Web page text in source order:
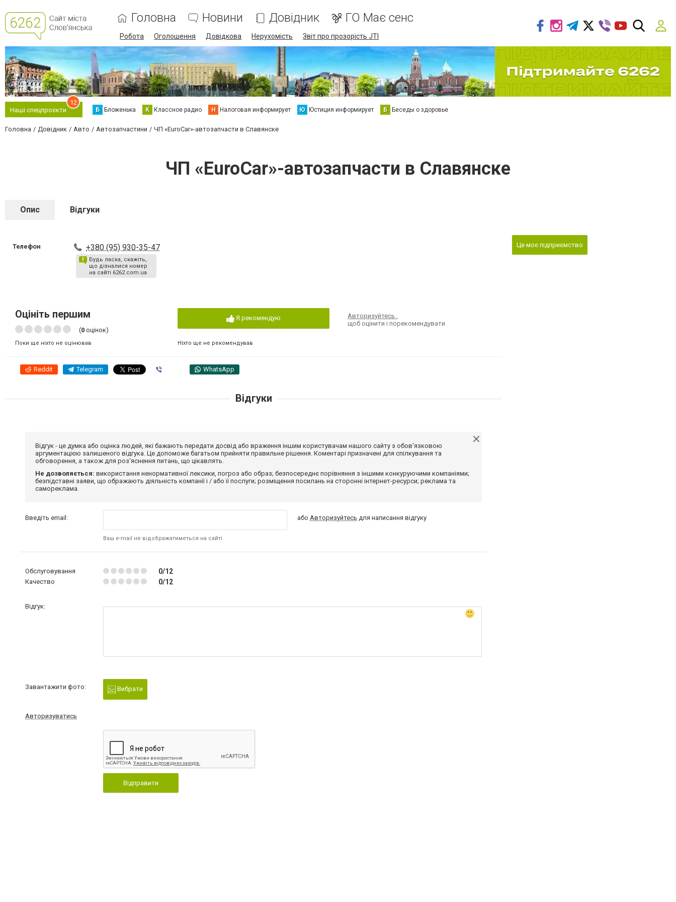
Головна Новини Довідник ГО Має сенс
Робота Оголошення Довідкова Нерухомість Звіт про прозорість JTI
Наші спецпроєкти
12
Б Бложенька К Классное радио Н Налоговая информирует Ю Юстиция информирует Б Беседы о здоровье
Головна Довідник Авто Автозапчастини ЧП «EuroCar»-автозапчасти в Славянске
ЧП «EuroCar»-автозапчасти в Славянске
Опис Відгуки
Телефон +380 (95) 930-35-47
Будь ласка, скажіть,
що дізналися номер
на сайті 6262.com.ua
Оцініть першим
(0 оцінок)
Поки ще ніхто не оцінював
Я рекомендую
Ніхто ще не рекомендував
Авторизуйтесь,
щоб оцінити і порекомендувати
Reddit Telegram WhatsApp
Це моє підприємство
Відгуки
Відгук - це думка або оцінка людей, які бажають передати досвід або враження іншим користувачам нашого сайту з обов'язковою
аргументацією залишеного відгука. Це допоможе багатьом прийняти правильне рішення. Коментарі призначені для спілкування та
обговорення, а також для роз'яснення питань, що цікавлять.
Не дозволяється: використання ненормативної лексики, погроз або образ; безпосереднє порівняння з іншими конкуруючими компаніями;
безпідставні заяви, що ображають діяльність компанії і / або її послуги; розміщення посилань на сторонні інтернет-ресурси; реклама та
самореклама.
Введіть email:
Ваш e-mail не відображатиметься на сайті
абоАвторизуйтесь для написання відгуку
Обслуговування 0/12
Качество 0/12
Відгук:
Завантажити фото: Вибрати
Авторизуватись
Відправити